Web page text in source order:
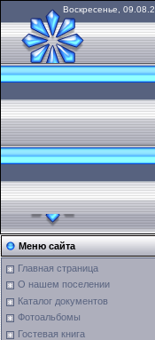
Воскресенье,
Меню сайта
Главная страница
О нашем поселении
Каталог документов
Фотоальбомы
Гостевая книга